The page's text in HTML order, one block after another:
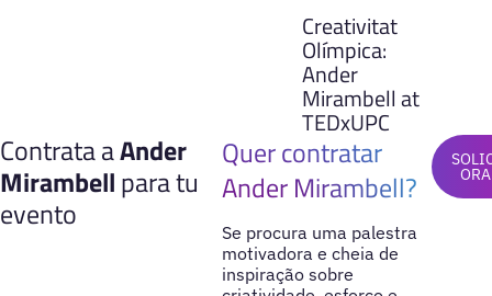
Creativitat
Olímpica:
Ander
Mirambell at
TEDxUPC
Contrata aAnder
Mirambellpara tu
evento
Quer contratar
Ander Mirambell?
Se procura uma palestra
motivadora e cheia de
inspiração sobre